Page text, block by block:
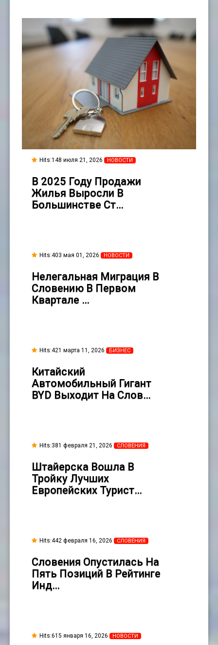
Hits:148 июля 21, 2026 НОВОСТИ
В 2025 Году Продажи
Жилья Выросли В
Большинстве Ст…
Hits:403 мая 01, 2026 НОВОСТИ
Нелегальная Миграция В
Словению В Первом
Квартале …
Hits:421 марта 11, 2026 БИЗНЕС
Китайский
Автомобильный Гигант
BYD Выходит На Слов…
Hits:381 февраля 21, 2026 СЛОВЕНИЯ
Штайерска Вошла В
Тройку Лучших
Европейских Турист…
Hits:442 февраля 16, 2026 СЛОВЕНИЯ
Словения Опустилась На
Пять Позиций В Рейтинге
Инд…
Hits:615 января 16, 2026 НОВОСТИ